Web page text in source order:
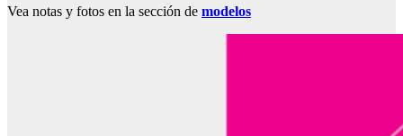
Vea notas y fotos en la sección de modelos